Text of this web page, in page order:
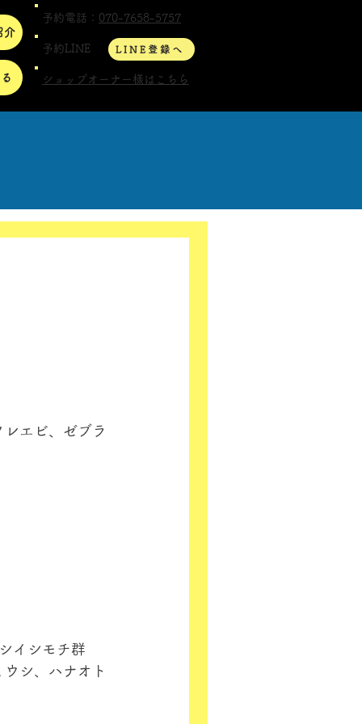
介
予約電話： 070-7658-5757
予約LINE LINE登録へ
ショップオーナー様はこちら
エビ、ゼブラ
イシモチ群
シ、ハナオト